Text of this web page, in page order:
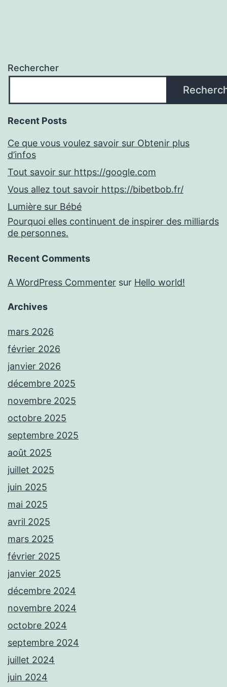
Rechercher
Recent Posts
Ce que vous voulez savoir sur Obtenir plus
d’infos
Tout savoir sur https://google.com
Vous allez tout savoir https://bibetbob.fr/
Lumière sur Bébé
Pourquoi elles continuent de inspirer des milliards
de personnes.
Recent Comments
A WordPress Commenter sur Hello world!
Archives
mars 2026
février 2026
janvier 2026
décembre 2025
novembre 2025
octobre 2025
septembre 2025
août 2025
juillet 2025
juin 2025
mai 2025
avril 2025
mars 2025
février 2025
janvier 2025
décembre 2024
novembre 2024
octobre 2024
septembre 2024
juillet 2024
juin 2024